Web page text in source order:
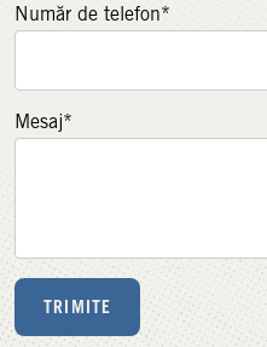
Număr de telefon*
Mesaj*
TRIMITE